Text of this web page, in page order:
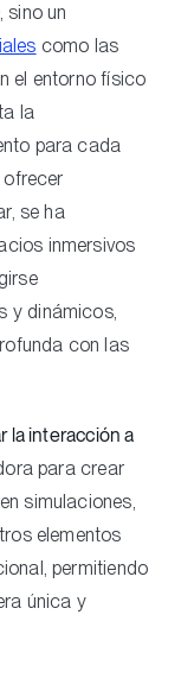
sino un
como las
el entorno físico
la
para cada
se ha
inmersivos
y dinámicos,
con las
la interacción a
para crear
simulaciones,
elementos
permitiendo
única y